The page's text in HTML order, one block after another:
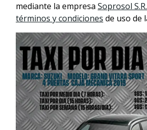
mediante la empresa Soprosol
términos y condiciones de uso de